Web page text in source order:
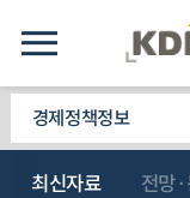
경제정책정보
최신자료 전망